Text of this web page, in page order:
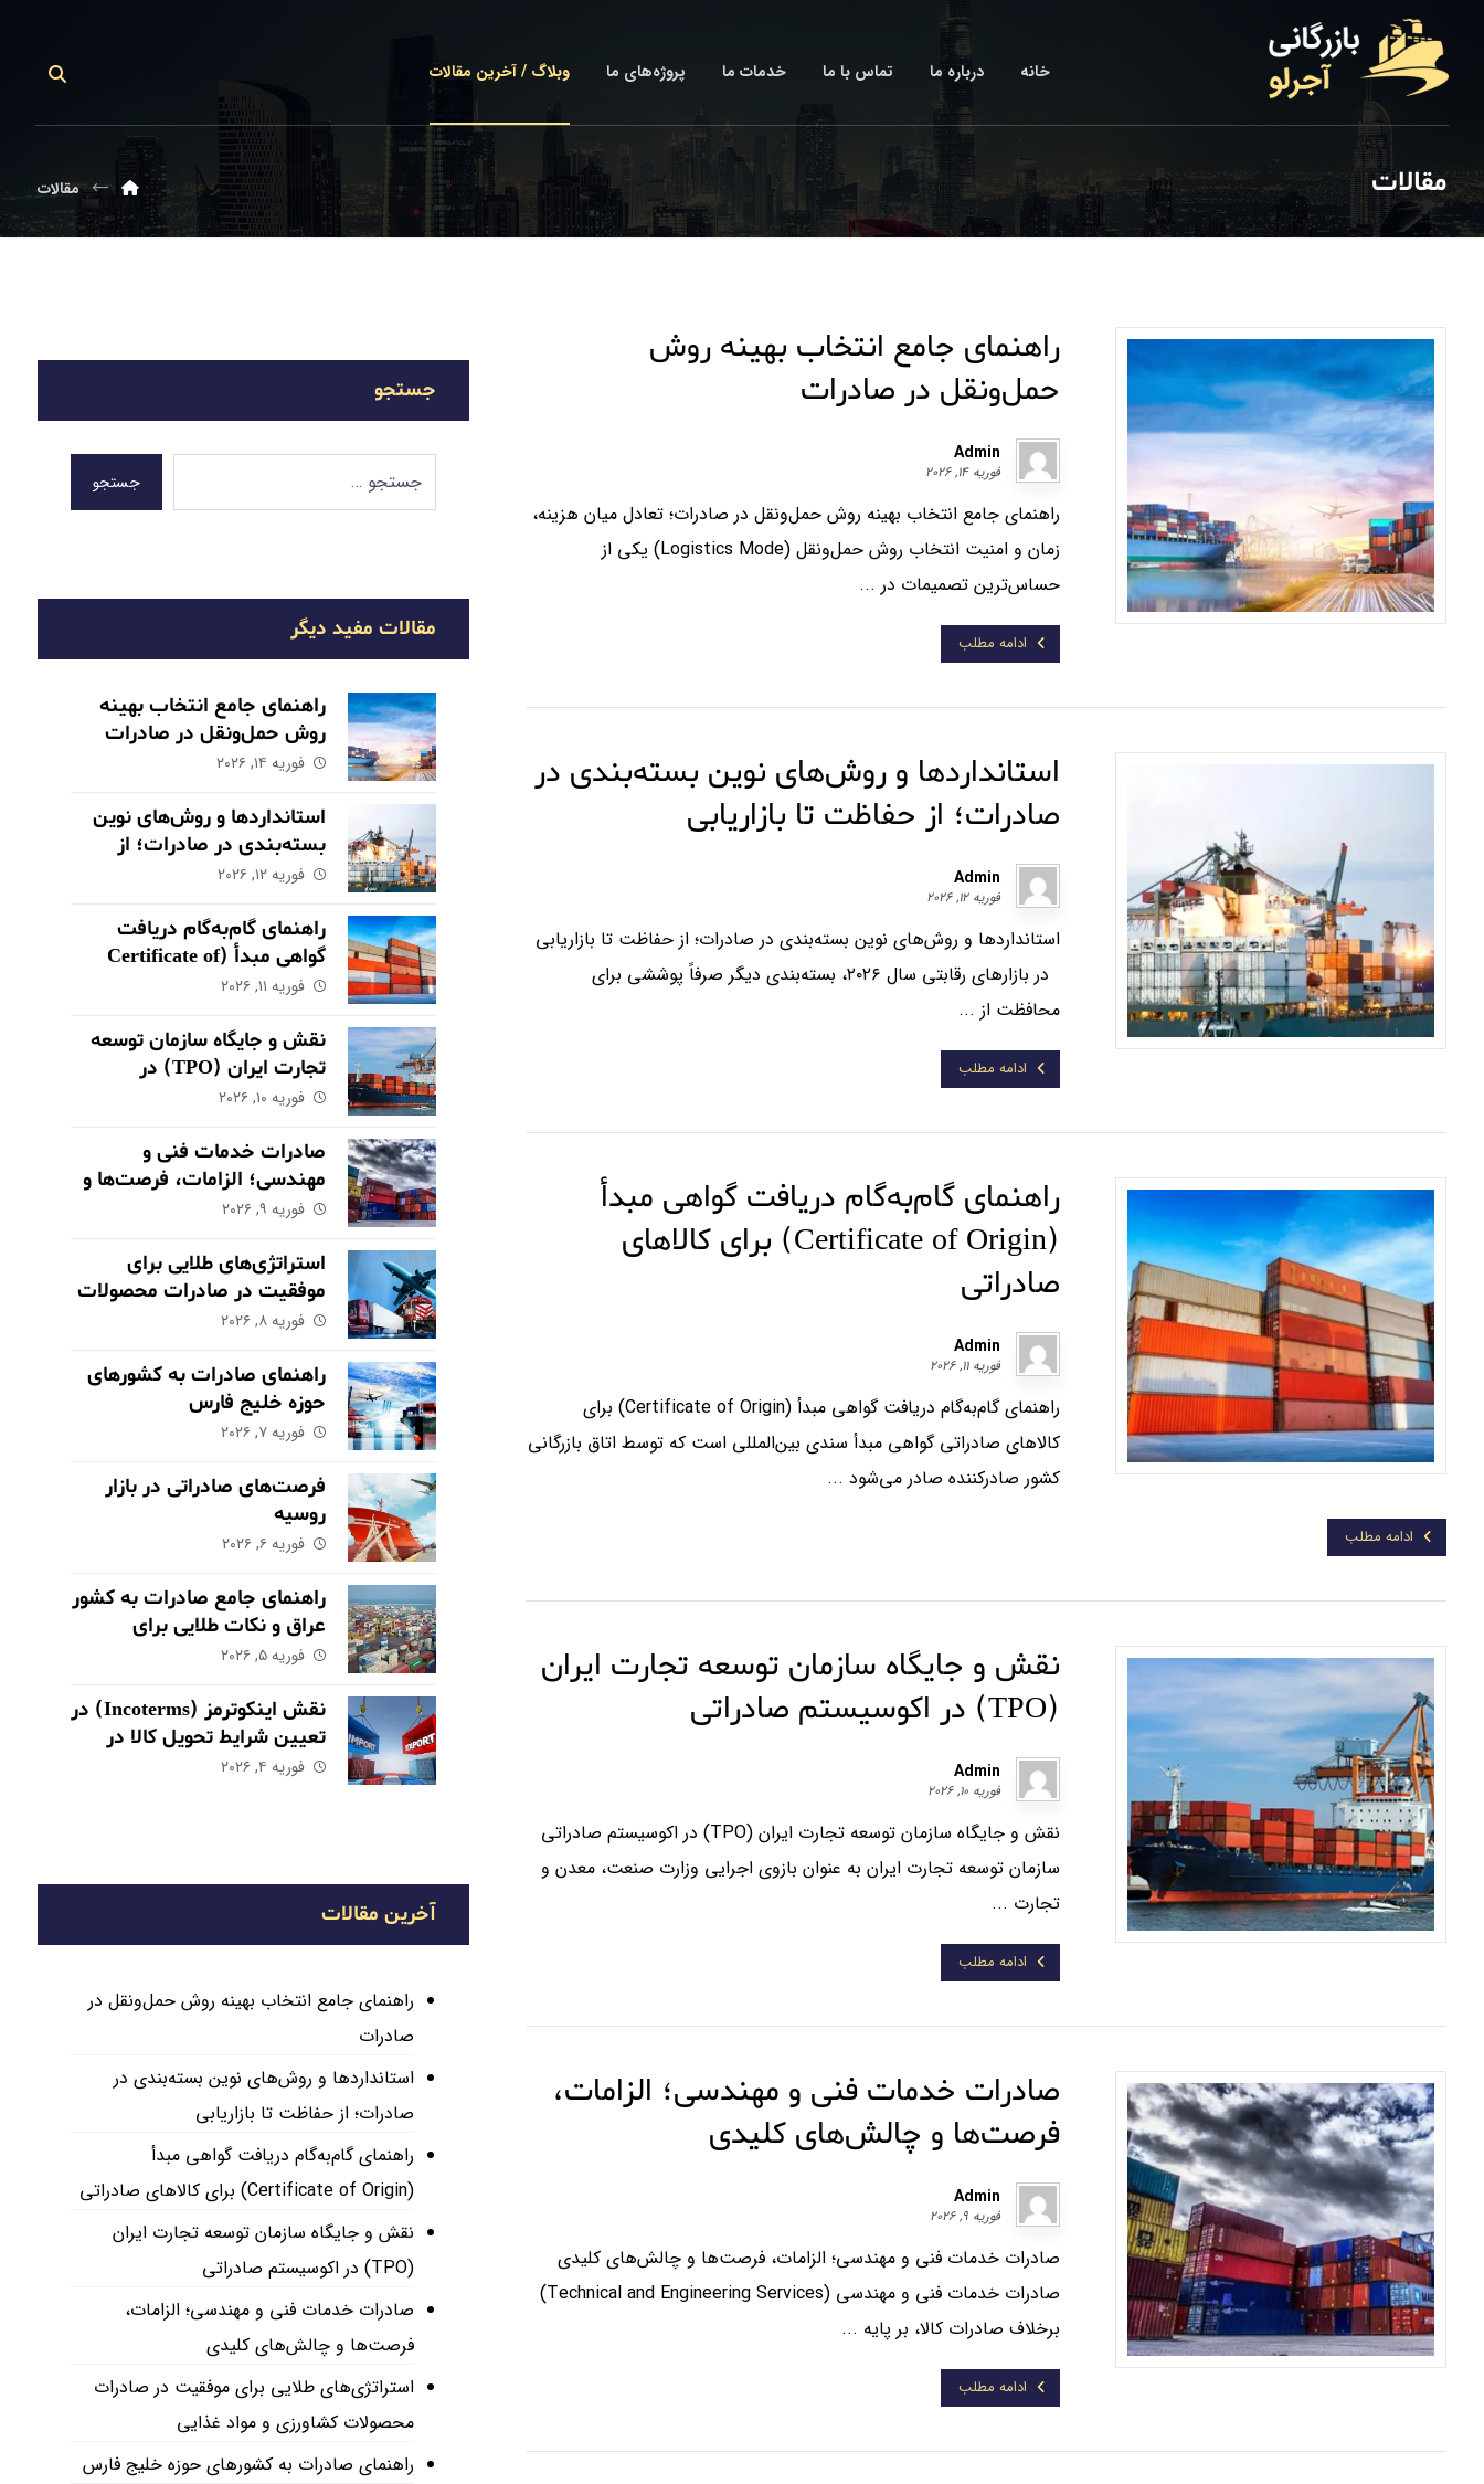
خانه درباره ما تماس با ما خدمات ما پروژه‌های ما وبلاگ / آخرین مقالات
مقالات مقالات
راهنمای جامع انتخاب بهینه روش
حمل‌ونقل در صادرات
Admin
فوریه ۱۴, ۲۰۲۶
راهنمای جامع انتخاب بهینه روش حمل‌ونقل در صادرات؛ تعادل میان هزینه،
زمان و امنیت انتخاب روش حمل‌ونقل (Logistics Mode) یکی از
حساس‌ترین تصمیمات در ...
ادامه مطلب
استانداردها و روش‌های نوین بسته‌بندی در
صادرات؛ از حفاظت تا بازاریابی
Admin
فوریه ۱۲, ۲۰۲۶
استانداردها و روش‌های نوین بسته‌بندی در صادرات؛ از حفاظت تا بازاریابی
در بازارهای رقابتی سال ۲۰۲۶، بسته‌بندی دیگر صرفاً پوششی برای
محافظت از ...
ادامه مطلب
راهنمای گام‌به‌گام دریافت گواهی مبدأ
(Certificate of Origin) برای کالاهای
صادراتی
Admin
فوریه ۱۱, ۲۰۲۶
راهنمای گام‌به‌گام دریافت گواهی مبدأ (Certificate of Origin) برای
کالاهای صادراتی گواهی مبدأ سندی بین‌المللی است که توسط اتاق بازرگانی
کشور صادرکننده صادر می‌شود ...
ادامه مطلب
نقش و جایگاه سازمان توسعه تجارت ایران
(TPO) در اکوسیستم صادراتی
Admin
فوریه ۱۰, ۲۰۲۶
نقش و جایگاه سازمان توسعه تجارت ایران (TPO) در اکوسیستم صادراتی
سازمان توسعه تجارت ایران به عنوان بازوی اجرایی وزارت صنعت، معدن و
تجارت ...
ادامه مطلب
صادرات خدمات فنی و مهندسی؛ الزامات،
فرصت‌ها و چالش‌های کلیدی
Admin
فوریه ۹, ۲۰۲۶
صادرات خدمات فنی و مهندسی؛ الزامات، فرصت‌ها و چالش‌های کلیدی
صادرات خدمات فنی و مهندسی (Technical and Engineering Services)
برخلاف صادرات کالا، بر پایه ...
ادامه مطلب
جستجو
جستجو
مقالات مفید دیگر
راهنمای جامع انتخاب بهینه
روش حمل‌ونقل در صادرات
فوریه ۱۴, ۲۰۲۶
استانداردها و روش‌های نوین
بسته‌بندی در صادرات؛ از
حفاظت تا بازاریابی
فوریه ۱۲, ۲۰۲۶
راهنمای گام‌به‌گام دریافت
گواهی مبدأ (Certificate of
Origin) برای کالاهای صادراتی
فوریه ۱۱, ۲۰۲۶
نقش و جایگاه سازمان توسعه
تجارت ایران (TPO) در
اکوسیستم صادراتی
فوریه ۱۰, ۲۰۲۶
صادرات خدمات فنی و
مهندسی؛ الزامات، فرصت‌ها و
چالش‌های کلیدی
فوریه ۹, ۲۰۲۶
استراتژی‌های طلایی برای
موفقیت در صادرات محصولات
کشاورزی و مواد غذایی
فوریه ۸, ۲۰۲۶
راهنمای صادرات به کشورهای
حوزه خلیج فارس
فوریه ۷, ۲۰۲۶
فرصت‌های صادراتی در بازار
روسیه
فوریه ۶, ۲۰۲۶
راهنمای جامع صادرات به کشور
عراق و نکات طلایی برای
موفقیت در بازار
فوریه ۵, ۲۰۲۶
نقش اینکوترمز (Incoterms) در
تعیین شرایط تحویل کالا در
صادرات
فوریه ۴, ۲۰۲۶
آخرین مقالات
راهنمای جامع انتخاب بهینه روش حمل‌ونقل در
صادرات
استانداردها و روش‌های نوین بسته‌بندی در
صادرات؛ از حفاظت تا بازاریابی
راهنمای گام‌به‌گام دریافت گواهی مبدأ
(Certificate of Origin) برای کالاهای صادراتی
نقش و جایگاه سازمان توسعه تجارت ایران
(TPO) در اکوسیستم صادراتی
صادرات خدمات فنی و مهندسی؛ الزامات،
فرصت‌ها و چالش‌های کلیدی
استراتژی‌های طلایی برای موفقیت در صادرات
محصولات کشاورزی و مواد غذایی
راهنمای صادرات به کشورهای حوزه خلیج فارس